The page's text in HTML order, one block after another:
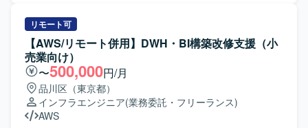
関係者と円滑にコミュニケーションを取りながら、ベンダ
ーコントロールや進行管理をリードしていただける方が望
ましいです。公共・官公庁領域での更改経験を活かしつ
つ、上流視点と現場調整力の両方を発揮していただける方
を歓迎いたします。 【ポジションの魅力】 公共・官公庁向
けの大規模インフラ更改プロジェクトにおいて、提案から
設計・構築まで一連の上流工程に深く関与できるポジショ
ンです。ネットワークとサーバー双方の知見を活かしなが
ジョンアップなど各種イベントに伴う要件定義、設計、構
築、維持管理、改善、障害対応をご担当いただきます。 デ
ータ連携チームの一員として、インフラに関するシステム
横断的な設計方針の検討や、新しいインフラ要件を取り込
みシステムへ反映する作業、既存IF連携システムの維持・
運用およびIF開発プロジェクトの追加対応などを行ってい
ただきます。 【求める人物像】 マルチクラウドや新しい技
術要素に対して主体的に情報収集と検証を行い、システム
リモート可
【AWS/リモート併用】DWH・BI構築改修支援（小
売業向け）
〜500,000円/月
品川区（東京都）
インフラエンジニア(業務委託・フリーランス)
AWS